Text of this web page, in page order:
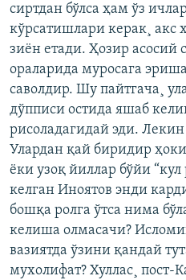
сиртдан бўлса ҳам ўз
кўрсатишлари керак¸ акс
зиëн етади. Ҳозир асосий
ораларида муросага
саволдир. Шу пайтгача¸
дўпписи остида яшаб
рисоладагидай эди.
Улардан қай биридир
ëки узоқ йиллар бўйи
келган Иноятов энди
бошқа ролга ўтса нима
келиша олмасачи?
вазиятда ўзини қандай
мухолифат? Хуллас¸